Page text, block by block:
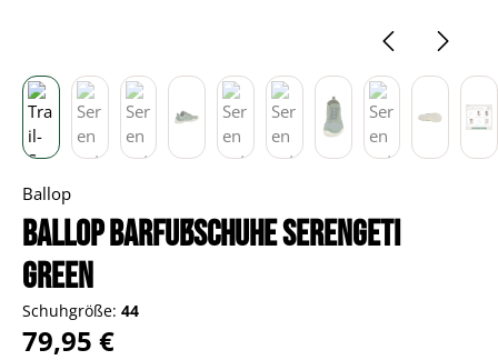
Ballop
BALLOP Barfußschuhe Serengeti
green
Schuhgröße: 44
Regulärer Preis:
79,95 €